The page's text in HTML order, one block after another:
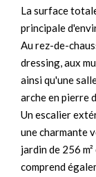
La surface
principale
Au rez-de-
dressing, aux
ainsi qu'une
arche en pierre
Un escalier
une charmante
jardin de 256
comprend